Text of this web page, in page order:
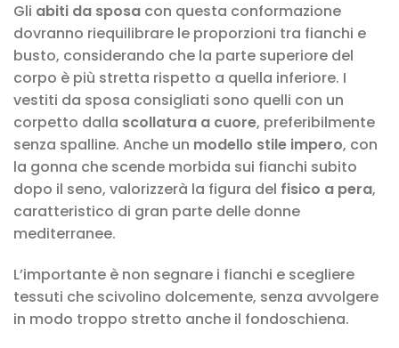
Gli abiti da sposa con questa conformazione
dovranno riequilibrare le proporzioni tra fianchi e
busto, considerando che la parte superiore del
corpo è più stretta rispetto a quella inferiore. I
vestiti da sposa consigliati sono quelli con un
corpetto dalla scollatura a cuore, preferibilmente
senza spalline. Anche un modello stile impero, con
la gonna che scende morbida sui fianchi subito
dopo il seno, valorizzerà la figura del fisico a pera,
caratteristico di gran parte delle donne
mediterranee.
L’importante è non segnare i fianchi e scegliere
tessuti che scivolino dolcemente, senza avvolgere
in modo troppo stretto anche il fondoschiena.